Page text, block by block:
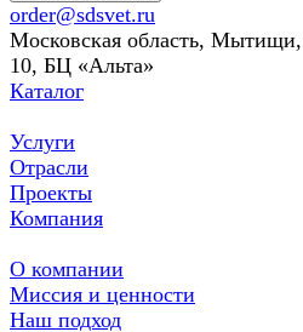
order@sdsvet.ru
Московская область,
10, БЦ «Альта»
Каталог
Услуги
Отрасли
Проекты
Компания
О компании
Миссия и ценности
Наш подход